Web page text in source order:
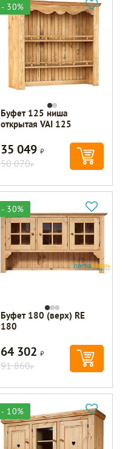
- 30%
Буфет 125 ниша
открытая VAI 125
35 049Р
50 070Р
- 30%
Буфет 180 (верх) RE
180
64 302Р
91 860Р
- 10%